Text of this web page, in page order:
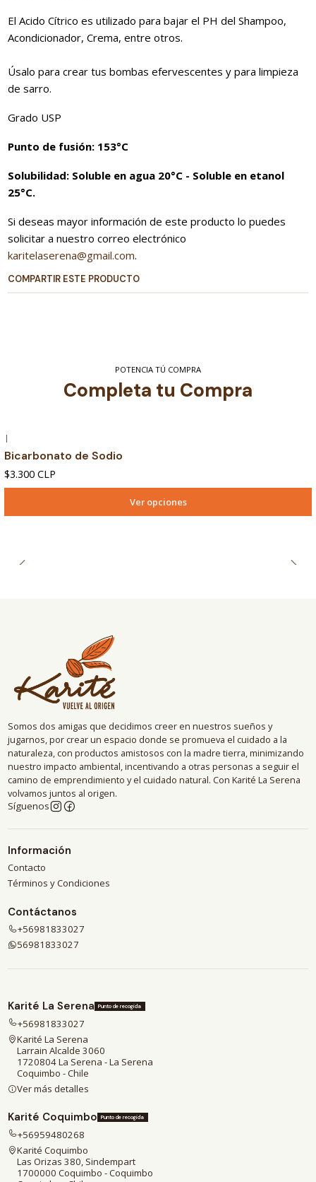
El Acido Cítrico es utilizado para bajar el PH del Shampoo,
Acondicionador, Crema, entre otros.
Úsalo para crear tus bombas efervescentes y para limpieza
de sarro.
Grado USP
Punto de fusión: 153°C
Solubilidad: Soluble en agua 20°C - Soluble en etanol
25°C.
Si deseas mayor información de este producto lo puedes
solicitar a nuestro correo electrónico
karitelaserena@gmail.com.
COMPARTIR ESTE PRODUCTO
POTENCIA TÚ COMPRA
Completa tu Compra
|
Bicarbonato de Sodio
$3.300 CLP
Ver opciones
Somos dos amigas que decidimos creer en nuestros sueños y
jugarnos, por crear un espacio donde se promueva el cuidado a la
naturaleza, con productos amistosos con la madre tierra, minimizando
nuestro impacto ambiental, incentivando a otras personas a seguir el
camino de emprendimiento y el cuidado natural. Con Karité La Serena
volvamos juntos al origen.
Síguenos
Información
Contacto
Términos y Condiciones
Contáctanos
+56981833027
56981833027
Karité La Serena Punto de recogida
+56981833027
Karité La Serena
Larrain Alcalde 3060
1720804 La Serena - La Serena
Coquimbo - Chile
Ver más detalles
Karité Coquimbo Punto de recogida
+56959480268
Karité Coquimbo
Las Orizas 380, Sindempart
1700000 Coquimbo - Coquimbo